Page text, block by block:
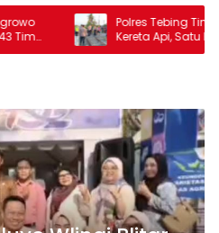
Tinggi Tangani Kecelakaan
Satu Pengendara Tewas